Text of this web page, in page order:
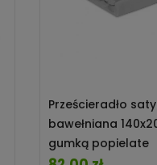
Prześcieradło
bawełniana
gumką popielate